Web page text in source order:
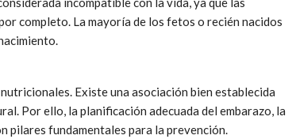
completo. La mayoría de los fetos o recién nacidos
Existe una asociación bien establecida
Por ello, la planificación adecuada del embarazo, la
pilares fundamentales para la prevención.